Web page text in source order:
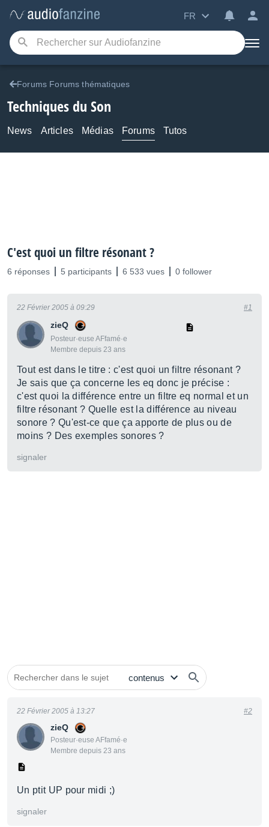
FR
Forums Forums thématiques
Techniques du Son
News Articles Médias Forums Tutos
C'est quoi un filtre résonant ?
6 réponses 5 participants 6 533 vues 0 follower
zieQ
Posteur·euse AFfamé·e
Membre depuis 23 ans
22 Février 2005 à 09:29 #1
Tout est dans le titre : c'est quoi un filtre résonant ?
Je sais que ça concerne les eq donc je précise :
c'est quoi la différence entre un filtre eq normal et un
filtre résonant ? Quelle est la différence au niveau
sonore ? Qu'est-ce que ça apporte de plus ou de
moins ? Des exemples sonores ?
signaler
zieQ
Posteur·euse AFfamé·e
Membre depuis 23 ans
22 Février 2005 à 13:27 #2
Un ptit UP pour midi ;)
signaler